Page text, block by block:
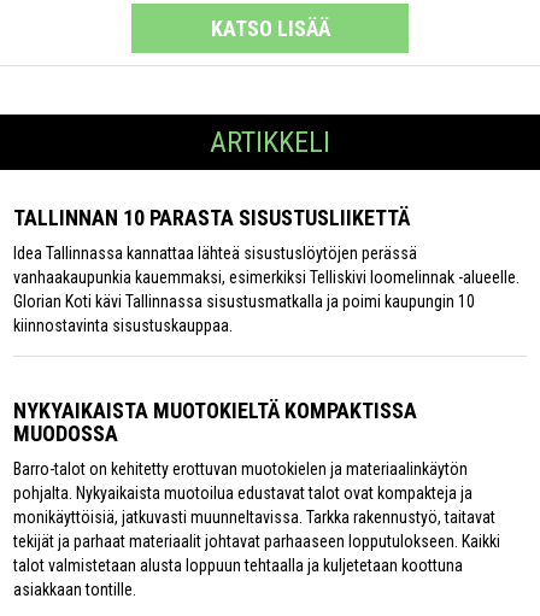
KATSO LISÄÄ
ARTIKKELI
TALLINNAN 10 PARASTA SISUSTUSLIIKETTÄ
Idea Tallinnassa kannattaa lähteä sisustuslöytöjen perässä
vanhaakaupunkia kauemmaksi, esimerkiksi Telliskivi loomelinnak -alueelle.
Glorian Koti kävi Tallinnassa sisustusmatkalla ja poimi kaupungin 10
kiinnostavinta sisustuskauppaa.
NYKYAIKAISTA MUOTOKIELTÄ KOMPAKTISSA
MUODOSSA
Barro-talot on kehitetty erottuvan muotokielen ja materiaalinkäytön
pohjalta. Nykyaikaista muotoilua edustavat talot ovat kompakteja ja
monikäyttöisiä, jatkuvasti muunneltavissa. Tarkka rakennustyö, taitavat
tekijät ja parhaat materiaalit johtavat parhaaseen lopputulokseen. Kaikki
talot valmistetaan alusta loppuun tehtaalla ja kuljetetaan koottuna
asiakkaan tontille.